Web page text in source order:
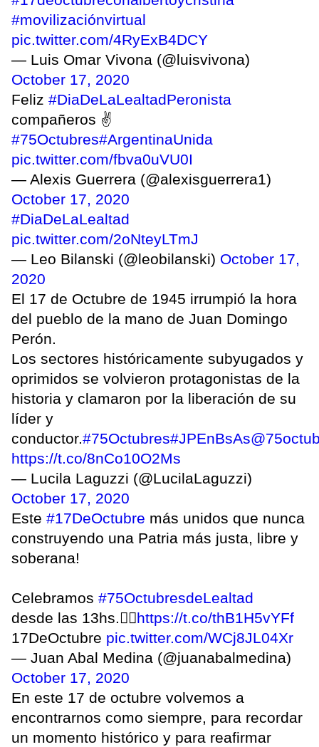
#movilizaciónvirtual
pic.twitter.com/4RyExB4DCY
— Luis Omar Vivona (@luisvivona)
October 17, 2020
Feliz #DiaDeLaLealtadPeronista
compañeros ✌️
#75Octubres#ArgentinaUnida
pic.twitter.com/fbva0uVU0I
— Alexis Guerrera (@alexisguerrera1)
October 17, 2020
#DiaDeLaLealtad
pic.twitter.com/2oNteyLTmJ
— Leo Bilanski (@leobilanski) October 17,
2020
El 17 de Octubre de 1945 irrumpió la hora
del pueblo de la mano de Juan Domingo
Perón.
Los sectores históricamente subyugados y
oprimidos se volvieron protagonistas de la
historia y clamaron por la liberación de su
líder y
conductor.#75Octubres#JPEnBsAs
https://t.co/8nCo10O2Ms
— Lucila Laguzzi (@LucilaLaguzzi)
October 17, 2020
Este #17DeOctubre más unidos que nunca
construyendo una Patria más justa, libre y
soberana!
Celebramos #75OctubresdeLealtad
desde las 13hs.👇🏻https://t.co/thB1H5vYFf
17DeOctubre pic.twitter.com/WCj8JL04Xr
— Juan Abal Medina (@juanabalmedina)
October 17, 2020
En este 17 de octubre volvemos a
encontrarnos como siempre, para recordar
un momento histórico y para reafirmar